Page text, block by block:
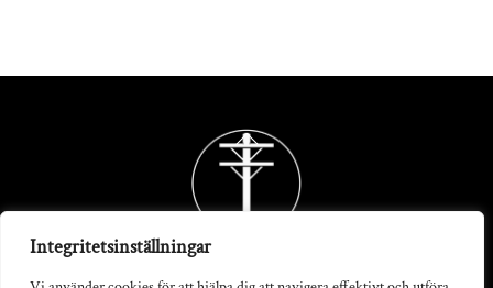
Integritetsinställningar
Back
To